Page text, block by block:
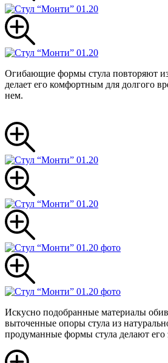
Огибающие формы стула повторяют
делает его комфортным для долгого
нем.
Искусно подобранные материалы
выточенные опоры стула из
продуманные формы стула делают его